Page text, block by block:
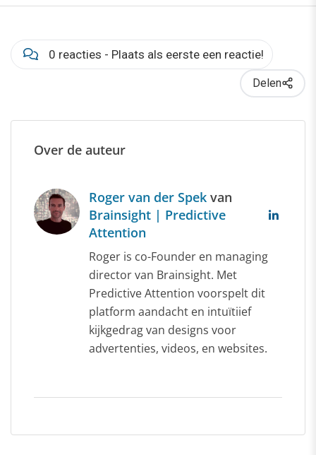
0 reacties - Plaats als eerste een reactie!
Delen
Over de auteur
Roger van der Spek van
Brainsight | Predictive
Attention
Roger is co-Founder en managing
director van Brainsight. Met
Predictive Attention voorspelt dit
platform aandacht en intuïtiief
kijkgedrag van designs voor
advertenties, videos, en websites.